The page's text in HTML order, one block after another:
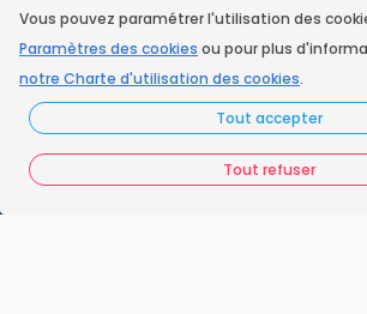
Vous pouvez paramétrer l'utilisation des
Paramètres des cookies ou pour plus
notre Charte d'utilisation des cookies.
Tout accepter
Tout refuser
Instagram
Accueil
Nos engagements